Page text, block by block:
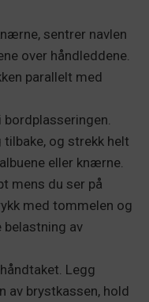
sentrer navlen
over håndleddene.
parallelt med
bordplasseringen.
og strekk helt
eller knærne.
mens du ser på
med tommelen og
av
Legg
av brystkassen, hold